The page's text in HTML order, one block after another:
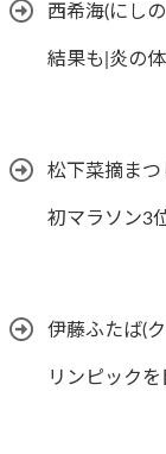
西希海(にし
結果も|炎の
松下菜摘ま
初マラソン3
伊藤ふたば(
リンピックを